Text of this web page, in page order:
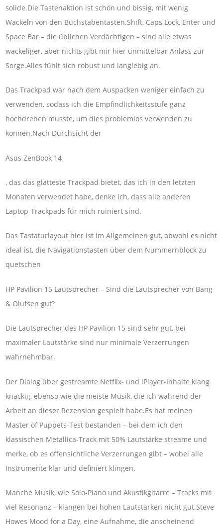
solide.Die Tastenaktion ist schön und bissig, mit wenig
Wackeln von den Buchstabentasten.Shift, Caps Lock, Enter und
Space Bar – die üblichen Verdächtigen – sind alle etwas
wackeliger, aber nichts gibt mir hier unmittelbar Anlass zur
Sorge.Alles fühlt sich robust und langlebig an.
Das Trackpad war nach dem Auspacken weniger einfach zu
verwenden, sodass ich die Empfindlichkeitsstufe ganz
hochdrehen musste, um dies problemlos verwenden zu
können.Nach Durchsicht der
Asus ZenBook 14
, das das glatteste Trackpad bietet, das ich in den letzten
Monaten verwendet habe, denke ich, dass alle anderen
Laptop-Trackpads für mich ruiniert sind.
Das Tastaturlayout hier ist im Allgemeinen gut, obwohl es nicht
ideal ist, die Navigationstasten über dem Nummernblock zu
quetschen
HP Pavilion 15 Lautsprecher – Sind die Lautsprecher von Bang
& Olufsen gut?
Die Lautsprecher des HP Pavilion 15 sind sehr gut, bei
maximaler Lautstärke sind nur minimale Verzerrungen
wahrnehmbar.
Der Dialog über gestreamte Netflix- und iPlayer-Inhalte klang
knackig, ebenso wie die meiste Musik, die ich während der
Arbeit an dieser Rezension gespielt habe.Es hat meinen
Master of Puppets-Test bestanden – bei dem ich den
klassischen Metallica-Track mit 50% Lautstärke streame und
merke, ob es offensichtliche Verzerrungen gibt – wobei alle
Instrumente klar und definiert klingen.
Manche Musik, wie Solo-Piano und Akustikgitarre – Tracks mit
viel Resonanz – klangen bei hohen Lautstärken nicht gut.Steve
Howes Mood for a Day, eine Aufnahme, die anscheinend